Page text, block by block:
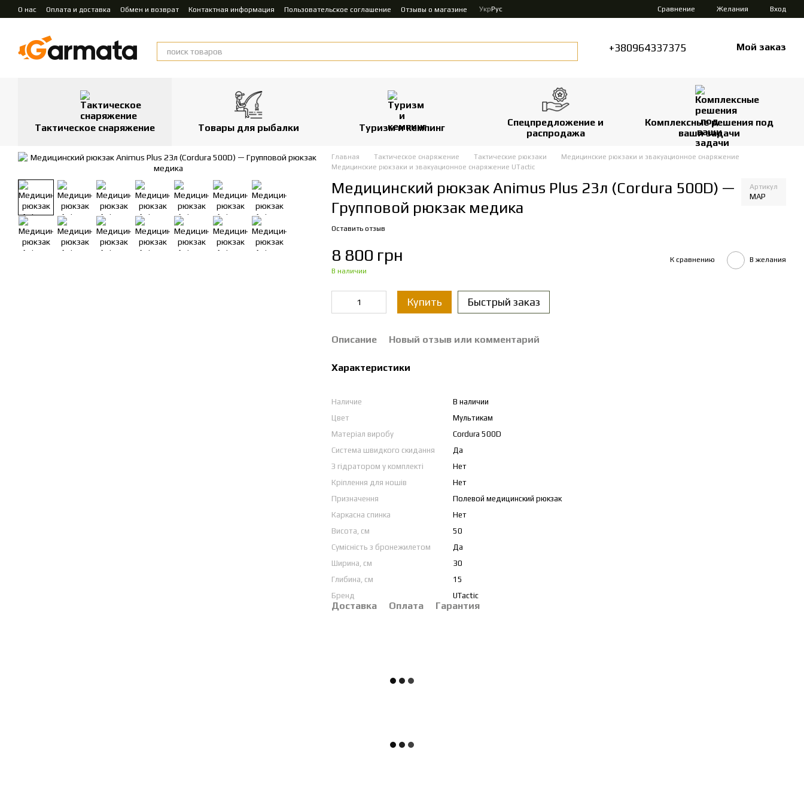
Перейти к основному контенту
О нас Оплата и доставка Обмен и возврат Контактная информация Пользовательское соглашение Отзывы о магазине УкрРус Сравнение Желания Вход
+380964337375 Мой заказ
Тактическое снаряжение Товары для рыбалки Туризм и кемпинг
Спецпредложение и
распродажа
Комплексные решения под
ваши задачи
Главная Тактическое снаряжение Тактические рюкзаки
Медицинские рюкзаки и эвакуационное снаряжение
Медицинские рюкзаки и эвакуационное снаряжение UTactic
Медицинский рюкзак Animus Plus 23л (Cordura 500D) —
Групповой рюкзак медика
Артикул
MAP
Оставить отзыв
8 800 грн
В наличии
К сравнению В желания
Купить Быстрый заказ
Описание Новый отзыв или комментарий
Характеристики
Наличие
В наличии
Цвет
Мультикам
Матеріал виробу
Cordura 500D
Система швидкого скидання
Да
З гідратором у комплекті
Нет
Кріплення для ношів
Нет
Призначення
Полевой медицинский рюкзак
Каркасна спинка
Нет
Висота, см
50
Сумісність з бронежилетом
Да
Ширина, см
30
Глибина, см
15
Бренд
UTactic
Доставка Оплата Гарантия